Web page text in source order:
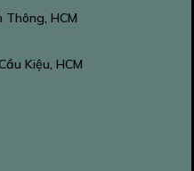
Thông, HCM
Kiệu, HCM